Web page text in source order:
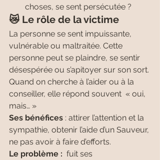
choses, se sent persécutée ?
😿 Le rôle de la victime
La personne se sent impuissante,
vulnérable ou maltraitée. Cette
personne peut se plaindre, se sentir
désespérée ou s’apitoyer sur son sort.
Quand on cherche à l’aider ou à la
conseiller, elle répond souvent  « oui,
mais… »
Ses bénéfices : attirer l’attention et la
sympathie, obtenir l’aide d’un Sauveur,
ne pas avoir à faire d’efforts.
Le problème : fuit ses